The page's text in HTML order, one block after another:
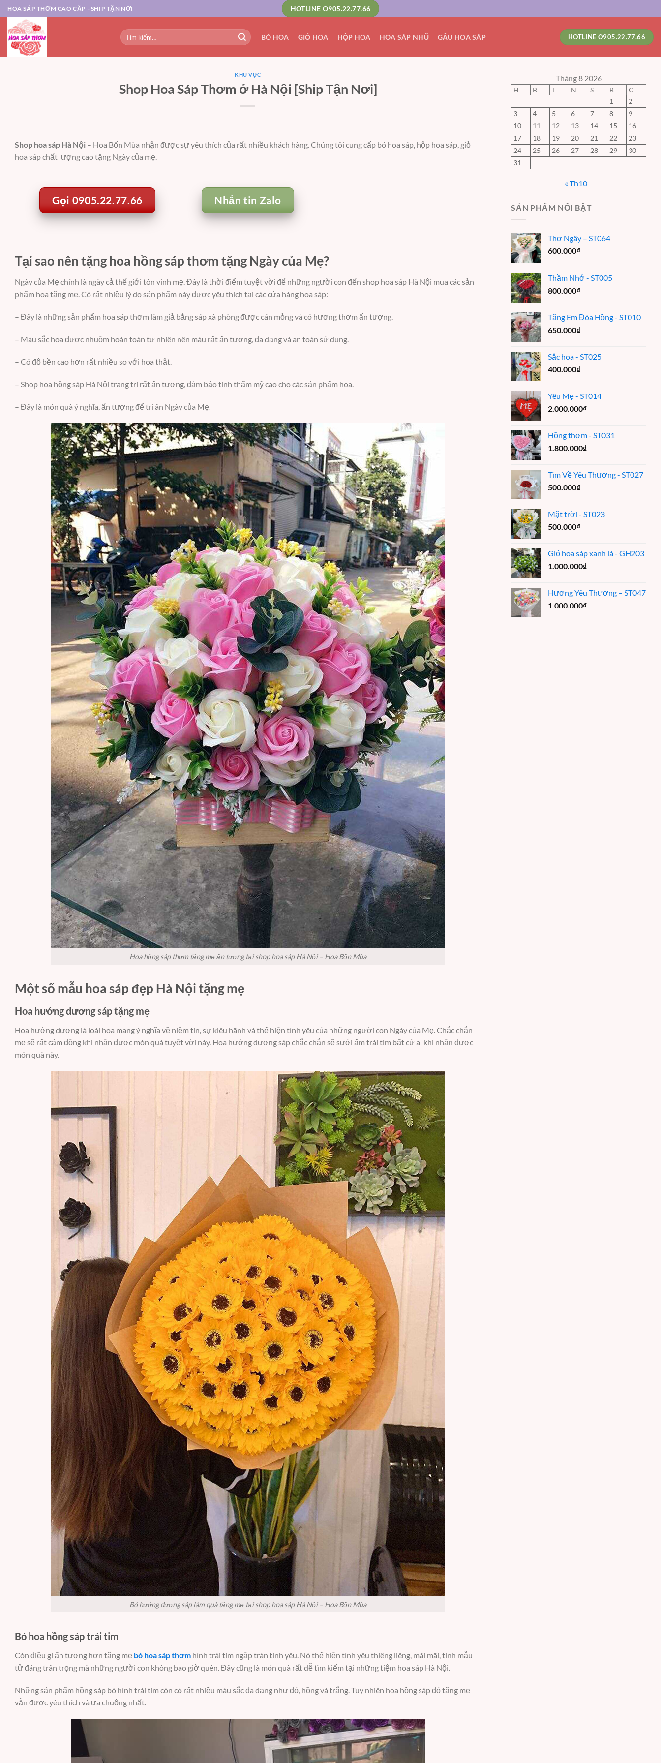
Chuyển
đến
nội
dung
HOA SÁP THƠM CAO CẤP - SHIP TẬN NƠI HOTLINE O905.22.77.66
Tìm
kiếm:
BÓ HOA GIỎ HOA HỘP HOA HOA SÁP NHŨ GẤU HOA SÁP HOTLINE O905.22.77.66
KHU VỰC
Shop Hoa Sáp Thơm ở Hà Nội [Ship Tận Nơi]
Shop hoa sáp Hà Nội – Hoa Bốn Mùa nhận được sự yêu thích của rất nhiều khách hàng. Chúng tôi cung cấp bó hoa sáp, hộp hoa sáp, giỏ
hoa sáp chất lượng cao tặng Ngày của mẹ.
Gọi 0905.22.77.66 Nhắn tin Zalo
Tại sao nên tặng hoa hồng sáp thơm tặng Ngày của Mẹ?
Ngày của Mẹ chính là ngày cả thế giới tôn vinh mẹ. Đây là thời điểm tuyệt vời để những người con đến shop hoa sáp Hà Nội mua các sản
phẩm hoa tặng mẹ. Có rất nhiều lý do sản phẩm này được yêu thích tại các cửa hàng hoa sáp:
– Đây là những sản phẩm hoa sáp thơm làm giả bằng sáp xà phòng được cán mỏng và có hương thơm ấn tượng.
– Màu sắc hoa được nhuộm hoàn toàn tự nhiên nên màu rất ấn tượng, đa dạng và an toàn sử dụng.
– Có độ bền cao hơn rất nhiều so với hoa thật.
– Shop hoa hồng sáp Hà Nội trang trí rất ấn tượng, đảm bảo tính thẩm mỹ cao cho các sản phẩm hoa.
– Đây là món quà ý nghĩa, ấn tượng để tri ân Ngày của Mẹ.
Hoa hồng sáp thơm tặng mẹ ấn tượng tại shop hoa sáp Hà Nội – Hoa Bốn Mùa
Một số mẫu hoa sáp đẹp Hà Nội tặng mẹ
Hoa hướng dương sáp tặng mẹ
Hoa hướng dương là loài hoa mang ý nghĩa về niềm tin, sự kiêu hãnh và thể hiện tình yêu của những người con Ngày của Mẹ. Chắc chắn
mẹ sẽ rất cảm động khi nhận được món quà tuyệt vời này. Hoa hướng dương sáp chắc chắn sẽ sưởi ấm trái tim bất cứ ai khi nhận được
món quà này.
Bó hướng dương sáp làm quà tặng mẹ tại shop hoa sáp Hà Nội – Hoa Bốn Mùa
Bó hoa hồng sáp trái tim
Còn điều gì ấn tượng hơn tặng mẹ bó hoa sáp thơm hình trái tim ngập tràn tình yêu. Nó thể hiện tình yêu thiêng liêng, mãi mãi, tình mẫu
tử đáng trân trọng mà những người con không bao giờ quên. Đây cũng là món quà rất dễ tìm kiếm tại những tiệm hoa sáp Hà Nội.
Những sản phẩm hồng sáp bó hình trái tim còn có rất nhiều màu sắc đa dạng như đỏ, hồng và trắng. Tuy nhiên hoa hồng sáp đỏ tặng mẹ
vẫn được yêu thích và ưa chuộng nhất.
Tháng 8 2026
H B T N S B
C
1
2
3
4 5 6 7 8
9
10
11 12 13 14 15
16
17
18 19 20 21 22
23
24
25 26 27 28 29
30
31
« Th10
SẢN PHẨM NỔI BẬT
Thơ Ngây – ST064
600.000₫
Thầm Nhớ - ST005
800.000₫
Tặng Em Đóa Hồng - ST010
650.000₫
Sắc hoa - ST025
400.000₫
Yêu Mẹ - ST014
2.000.000₫
Hồng thơm - ST031
1.800.000₫
Tìm Về Yêu Thương - ST027
500.000₫
Mặt trời - ST023
500.000₫
Giỏ hoa sáp xanh lá - GH203
1.000.000₫
Hương Yêu Thương – ST047
1.000.000₫